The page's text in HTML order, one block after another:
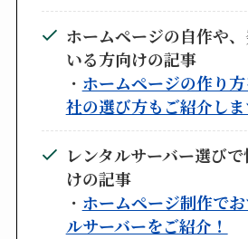
ホームページの自作や
いる方向けの記事
・ ホームページの作り
社の選び方もご紹介し
レンタルサーバー選び
けの記事
・ ホームページ制作で
ルサーバーをご紹介！